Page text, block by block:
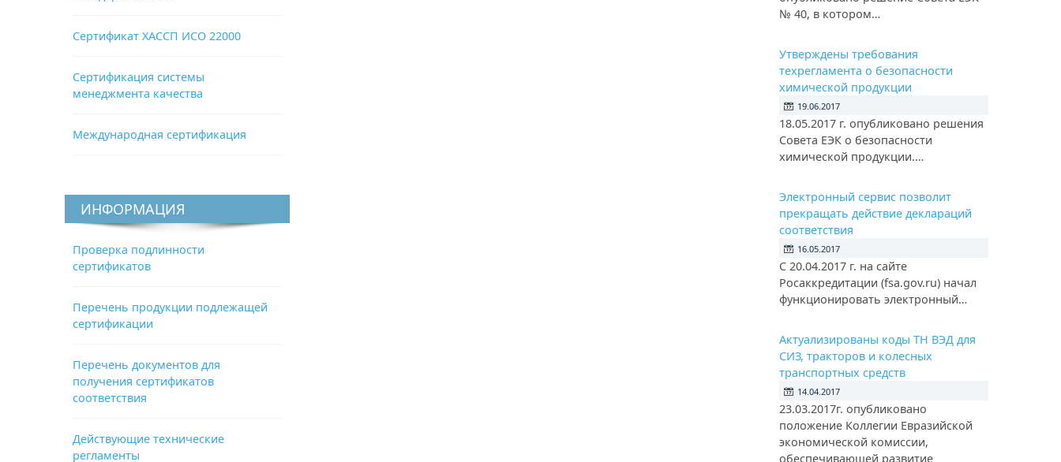
Сертификат ХАССП ИСО 22000
Сертификация системы
менеджмента качества
Международная сертификация
ИНФОРМАЦИЯ
Проверка подлинности
сертификатов
Перечень продукции подлежащей
сертификации
Перечень документов для
получения сертификатов
соответствия
Действующие технические
регламенты
№ 40, в котором…
Утверждены требования
техрегламента о безопасности
химической продукции
19.06.2017
18.05.2017 г. опубликовано решения
Совета ЕЭК о безопасности
химической продукции.…
Электронный сервис позволит
прекращать действие деклараций
соответствия
16.05.2017
С 20.04.2017 г. на сайте
Росаккредитации (fsa.gov.ru) начал
функционировать электронный…
Актуализированы коды ТН ВЭД для
СИЗ, тракторов и колесных
транспортных средств
14.04.2017
23.03.2017г. опубликовано
положение Коллегии Евразийской
экономической комиссии,
обеспечивающей развитие